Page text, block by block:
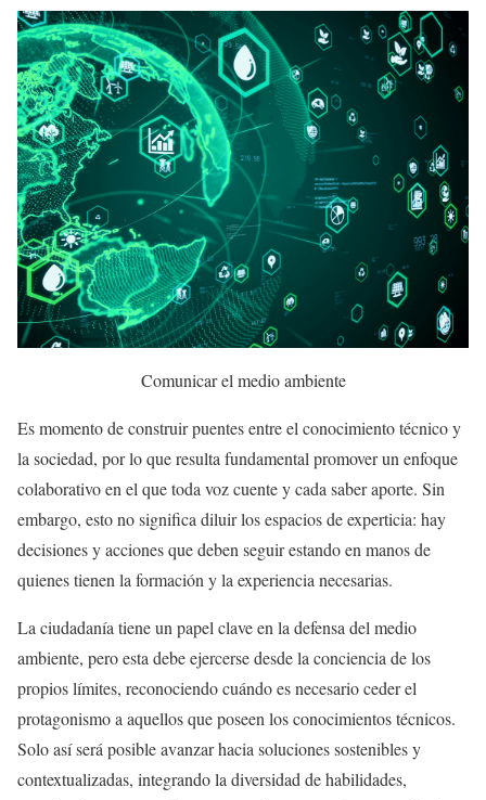
Comunicar el medio ambiente
Es momento de construir puentes entre el conocimiento técnico y
la sociedad, por lo que resulta fundamental promover un enfoque
colaborativo en el que toda voz cuente y cada saber aporte. Sin
embargo, esto no significa diluir los espacios de experticia: hay
decisiones y acciones que deben seguir estando en manos de
quienes tienen la formación y la experiencia necesarias.
La ciudadanía tiene un papel clave en la defensa del medio
ambiente, pero esta debe ejercerse desde la conciencia de los
propios límites, reconociendo cuándo es necesario ceder el
protagonismo a aquellos que poseen los conocimientos técnicos.
Solo así será posible avanzar hacia soluciones sostenibles y
contextualizadas, integrando la diversidad de habilidades,